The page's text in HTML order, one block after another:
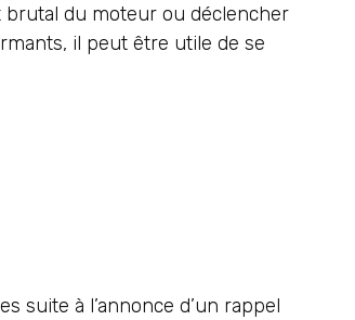
du moteur ou déclencher
il peut être utile de se
suite à l’annonce d’un rappel